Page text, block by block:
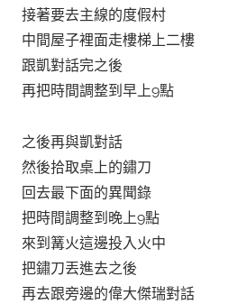
接著要去主線的度假村
中間屋子裡面走樓梯上二樓
跟凱對話完之後
再把時間調整到早上9點
之後再與凱對話
然後拾取桌上的鏽刀
回去最下面的異聞錄
把時間調整到晚上9點
來到篝火這邊投入火中
把鏽刀丟進去之後
再去跟旁邊的偉大傑瑞對話